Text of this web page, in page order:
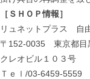
［ＳＨＯＰ情報］
リュネットプラス 自
〒152-0035 東京都目
クレオビル１０３号
Ｔｅｌ/03-6459-5559